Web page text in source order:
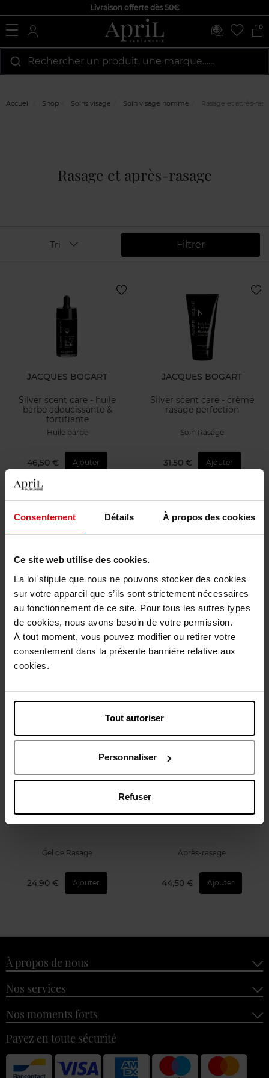
Consentement Détails À propos des cookies
Ce site web utilise des cookies.
La loi stipule que nous ne pouvons stocker des cookies
sur votre appareil que s’ils sont strictement nécessaires
au fonctionnement de ce site. Pour tous les autres types
de cookies, nous avons besoin de votre permission.
À tout moment, vous pouvez modifier ou retirer votre
consentement dans la présente bannière relative aux
cookies.
Tout autoriser
Personnaliser
Refuser
Livraison offerte dès 50€
0
Rechercher un produit, une marque…...
Accueil Shop Soins visage Soin visage homme Rasage et après-
Rasage et après-rasage
Filtrer
Tri
JACQUES BOGART
Silver scent care - huile
barbe adoucissante &
fortifiante
Huile barbe
46,50 € Ajouter
JACQUES BOGART
Silver scent care - crème
rasage perfection
Soin Rasage
31,50 € Ajouter
JACQUES BOGART
Silver scent care - baume
après-rasage apaisant
Après-rasage
PIAUBERT
Méthode For Men
Après-rasage
Gel de Rasage
24,90 € Ajouter
Après-rasage
44,50 € Ajouter
À propos de nous
Nos services
Nos moments forts
Payez en toute sécurité